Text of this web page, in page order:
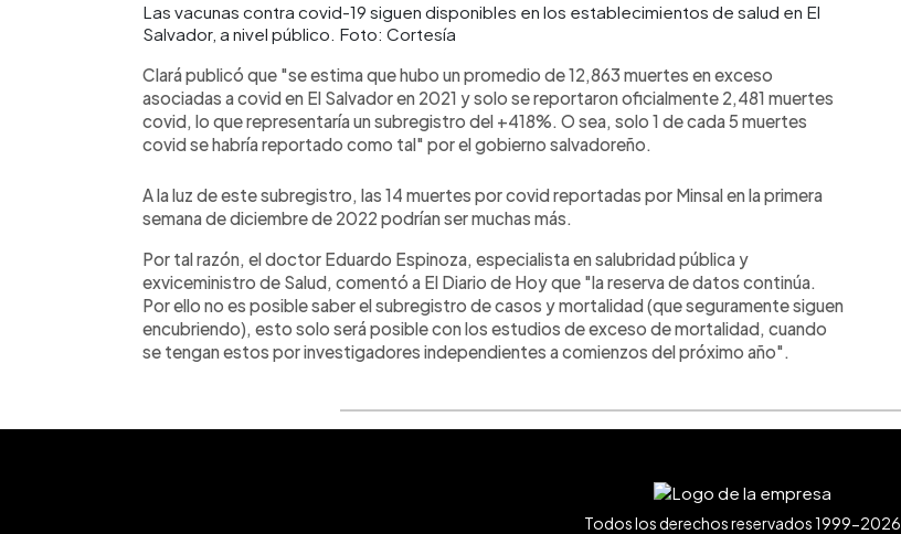
Las vacunas contra covid-19 siguen disponibles en los establecimientos de salud en El
Salvador, a nivel público. Foto: Cortesía
Clará publicó que "se estima que hubo un promedio de 12,863 muertes en exceso
asociadas a covid en El Salvador en 2021 y solo se reportaron oficialmente 2,481 muertes
covid, lo que representaría un subregistro del +418%. O sea, solo 1 de cada 5 muertes
covid se habría reportado como tal" por el gobierno salvadoreño.
A la luz de este subregistro, las 14 muertes por covid reportadas por Minsal en la primera
semana de diciembre de 2022 podrían ser muchas más.
Por tal razón, el doctor Eduardo Espinoza, especialista en salubridad pública y
exviceministro de Salud, comentó a El Diario de Hoy que "la reserva de datos continúa.
Por ello no es posible saber el subregistro de casos y mortalidad (que seguramente siguen
encubriendo), esto solo será posible con los estudios de exceso de mortalidad, cuando
se tengan estos por investigadores independientes a comienzos del próximo año".
Todos los derechos reservados 1999-2026